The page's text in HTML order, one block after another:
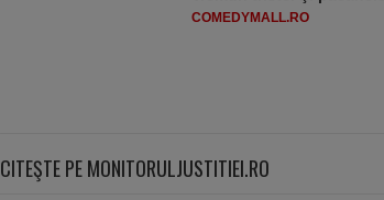
COMEDYMALL.RO
CITEŞTE PE MONITORULJUSTITIEI.RO